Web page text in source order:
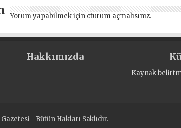
Yorum yapabilmek için oturum açmalısınız.
Hakkımızda
Kaynak
- Bütün Hakları Saklıdır.